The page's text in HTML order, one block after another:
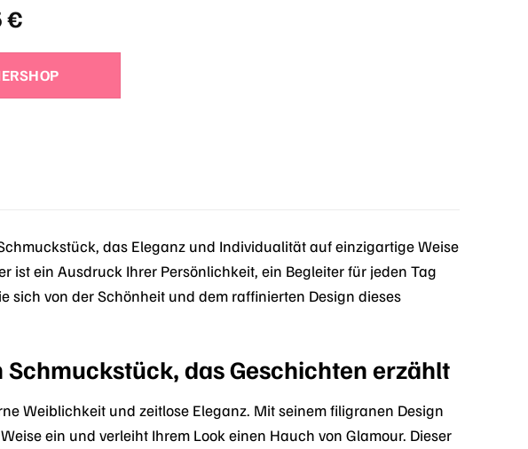
€
€Aktueller
ist:
33,75 €.
das Eleganz und Individualität auf einzigartige Weise
ist ein Ausdruck Ihrer Persönlichkeit, ein Begleiter für jeden Tag
sich von der Schönheit und dem raffinierten Design dieses
das Geschichten erzählt
Weiblichkeit und zeitlose Eleganz. Mit seinem filigranen Design
ein und verleiht Ihrem Look einen Hauch von Glamour. Dieser